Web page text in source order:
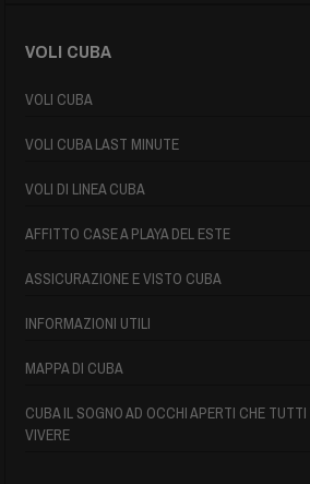
VOLI CUBA
VOLI CUBA
VOLI CUBA LAST MINUTE
VOLI DI LINEA CUBA
AFFITTO CASE A PLAYA DEL ESTE
ASSICURAZIONE E VISTO CUBA
INFORMAZIONI UTILI
MAPPA DI CUBA
CUBA IL SOGNO AD OCCHI APERTI CHE
VIVERE